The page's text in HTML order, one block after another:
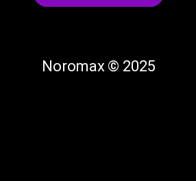
Noromax © 2025